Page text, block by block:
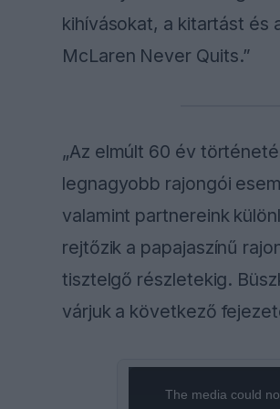
kihívásokat, a kitartást és
McLaren Never Quits.”
„Az elmúlt 60 év
legnagyobb rajongói
valamint partnereink
rejtőzik a papajaszínű
tisztelgő részletekig.
várjuk a következő
The media could